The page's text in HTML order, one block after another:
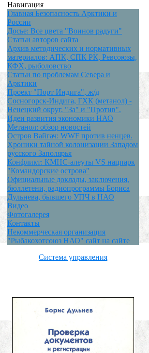
Навигация
Главная Безопасность Арктики и
России
Досье: Все цвета "Воинов радуги"
Статьи авторов сайта
Архив методических и нормативных
материалов: АПК, СПК РК, Ревсоюзы,
КФХ, рыболовство
Статьи по проблемам Севера и
Арктики
Проект "Порт Индига", ж/д
Сосногорск-Индига, ГХК (метанол) -
Ненецкий округ. "За" и "Против".
Идеи развития экономики НАО
Метанол: обзор новостей
Остров Вайгач: WWF против ненцев.
Хроники тайной колонизации Западом
русского Заполярья
Конфликт: КМНС-алеуты VS нацпарк
"Командорские острова"
Официальные доклады, заключения,
бюллетени, радиопрограммы Бориса
Дульнева, бывшего УПЧ в НАО
Видео
Фотогалерея
Контакты
Некоммерческая организация
"Рыбакохотсоюз НАО" сайт на сайте
Система управления